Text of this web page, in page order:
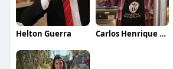
Helton Guerra Carlos Henrique de Faria Vasconcelos